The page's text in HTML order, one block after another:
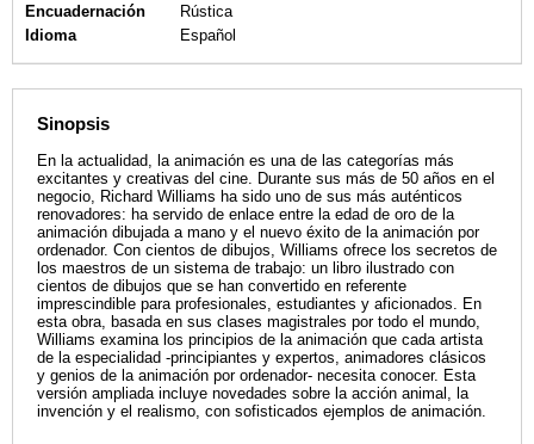
Encuadernación
Rústica
Idioma
Español
Sinopsis
En la actualidad, la animación es una de las categorías más
excitantes y creativas del cine. Durante sus más de 50 años en el
negocio, Richard Williams ha sido uno de sus más auténticos
renovadores: ha servido de enlace entre la edad de oro de la
animación dibujada a mano y el nuevo éxito de la animación por
ordenador. Con cientos de dibujos, Williams ofrece los secretos de
los maestros de un sistema de trabajo: un libro ilustrado con
cientos de dibujos que se han convertido en referente
imprescindible para profesionales, estudiantes y aficionados. En
esta obra, basada en sus clases magistrales por todo el mundo,
Williams examina los principios de la animación que cada artista
de la especialidad -principiantes y expertos, animadores clásicos
y genios de la animación por ordenador- necesita conocer. Esta
versión ampliada incluye novedades sobre la acción animal, la
invención y el realismo, con sofisticados ejemplos de animación.